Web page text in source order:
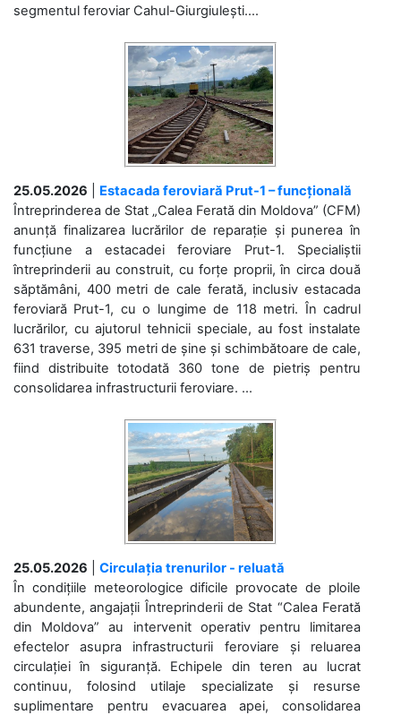
segmentul feroviar Cahul-Giurgiulești....
25.05.2026
Estacada feroviară Prut-1 – funcțională
Întreprinderea de Stat „Calea Ferată din Moldova” (CFM)
anunță finalizarea lucrărilor de reparație și punerea în
funcțiune a estacadei feroviare Prut-1. Specialiștii
întreprinderii au construit, cu forțe proprii, în circa două
săptămâni, 400 metri de cale ferată, inclusiv estacada
feroviară Prut-1, cu o lungime de 118 metri. În cadrul
lucrărilor, cu ajutorul tehnicii speciale, au fost instalate
631 traverse, 395 metri de șine și schimbătoare de cale,
fiind distribuite totodată 360 tone de pietriș pentru
consolidarea infrastructurii feroviare. ...
25.05.2026
Circulația trenurilor - reluată
În condițiile meteorologice dificile provocate de ploile
abundente, angajații Întreprinderii de Stat “Calea Ferată
din Moldova” au intervenit operativ pentru limitarea
efectelor asupra infrastructurii feroviare și reluarea
circulației în siguranță. Echipele din teren au lucrat
continuu, folosind utilaje specializate și resurse
suplimentare pentru evacuarea apei, consolidarea